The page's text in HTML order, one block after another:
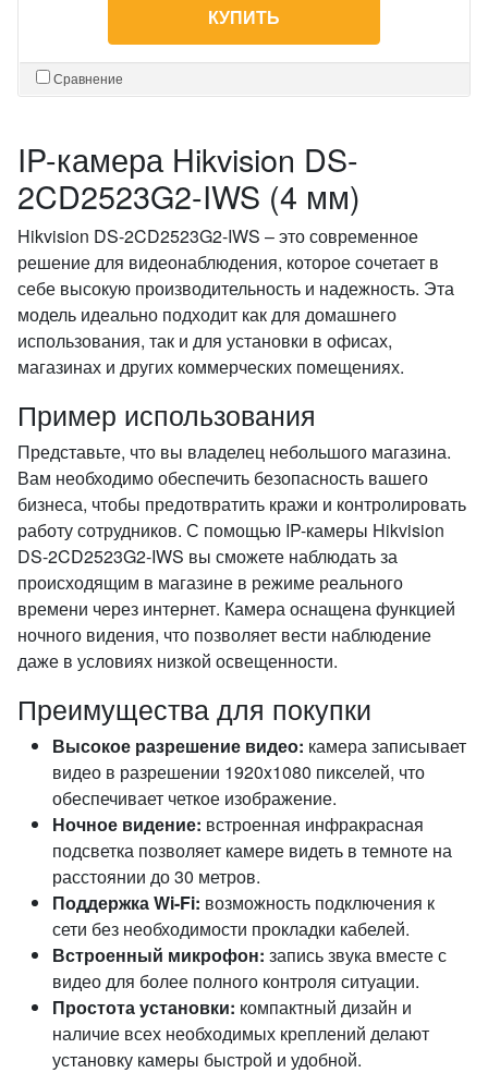
КУПИТЬ
Сравнение
IP-камера Hikvision DS-
2CD2523G2-IWS (4 мм)
Hikvision DS-2CD2523G2-IWS – это современное
решение для видеонаблюдения, которое сочетает в
себе высокую производительность и надежность. Эта
модель идеально подходит как для домашнего
использования, так и для установки в офисах,
магазинах и других коммерческих помещениях.
Пример использования
Представьте, что вы владелец небольшого магазина.
Вам необходимо обеспечить безопасность вашего
бизнеса, чтобы предотвратить кражи и контролировать
работу сотрудников. С помощью IP-камеры Hikvision
DS-2CD2523G2-IWS вы сможете наблюдать за
происходящим в магазине в режиме реального
времени через интернет. Камера оснащена функцией
ночного видения, что позволяет вести наблюдение
даже в условиях низкой освещенности.
Преимущества для покупки
Высокое разрешение видео: камера записывает
видео в разрешении 1920x1080 пикселей, что
обеспечивает четкое изображение.
Ночное видение: встроенная инфракрасная
подсветка позволяет камере видеть в темноте на
расстоянии до 30 метров.
Поддержка Wi-Fi: возможность подключения к
сети без необходимости прокладки кабелей.
Встроенный микрофон: запись звука вместе с
видео для более полного контроля ситуации.
Простота установки: компактный дизайн и
наличие всех необходимых креплений делают
установку камеры быстрой и удобной.